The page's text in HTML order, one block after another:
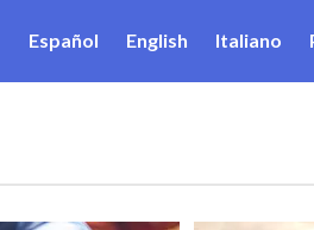
Español English Italiano